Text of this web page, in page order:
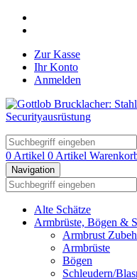
Zur Kasse
Ihr Konto
Anmelden
0 Artikel 0 Artikel
Navigation
Alte Schätze
Armbrüste, Bögen &
Armbrust
Armbrüste
Bögen
Schleudern/